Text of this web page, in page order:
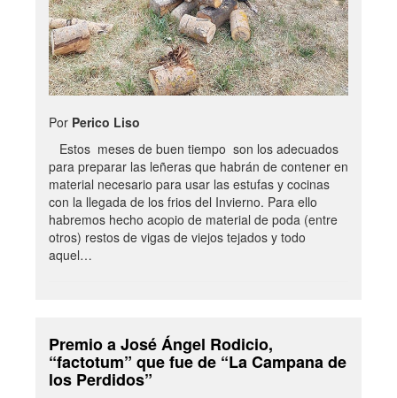
Por Perico Liso
Estos meses de buen tiempo son los adecuados
para preparar las leñeras que habrán de contener en
material necesario para usar las estufas y cocinas
con la llegada de los frios del Invierno. Para ello
habremos hecho acopio de material de poda (entre
otros) restos de vigas de viejos tejados y todo
aquel…
Premio a José Ángel Rodicio,
“factotum” que fue de “La Campana de
los Perdidos”